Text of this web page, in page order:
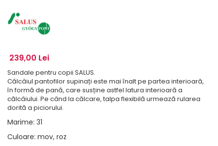
239,00 Lei
Sandale pentru copii SALUS.
Călcâiul pantofilor supinați este mai înalt pe partea interioară,
în formă de pană, care susține astfel latura interioară a
călcâiului. Pe când la călcare, talpa flexibilă urmează rularea
dorită a piciorului.
Marime: 31
Culoare: mov, roz